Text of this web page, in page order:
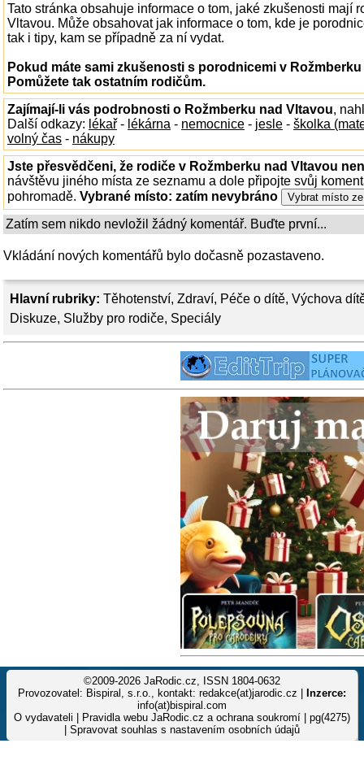
Hlavní rubriky: Těhotenství, Zdraví, Péče o dítě, Výchova
Diskuze, Služby pro rodiče, Speciály
Tato stránka obsahuje informace o tom, jaké zkušenosti mají
Vltavou. Může obsahovat jak informace o tom, kde je
tak i tipy, kam se případně za ní vydat.
Pokud máte sami zkušenosti s porodnicemi v
Pomůžete tak ostatním rodičům.
Zajímají-li vás podrobnosti o Rožmberku nad Vltavou,
Další odkazy: lékař - lékárna - nemocnice - jesle - školka
volný čas - nákupy
Jste přesvědčeni, že rodiče v Rožmberku nad Vltavou
návštěvu jiného místa ze seznamu a dole připojte svůj
pohromadě. Vybrané místo: zatím nevybráno
Zatím sem nikdo nevložil žádný komentář. Buďte první...
Vkládání nových komentářů bylo dočasně pozastaveno.
©2009-2026 JaRodic.cz, ISSN 1804-0632
Provozovatel: Bispiral, s.r.o., kontakt: redakce(at)jarodic.cz |
Inzerce:
info(at)bispiral.com
O vydavateli
Pravidla webu JaRodic.cz a ochrana soukromí | pg(4275)
Spravovat souhlas s nastavením osobních údajů